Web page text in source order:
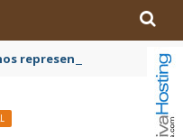
representam o Brasil no